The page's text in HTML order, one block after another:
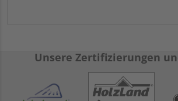
Unsere Zertifizierungen